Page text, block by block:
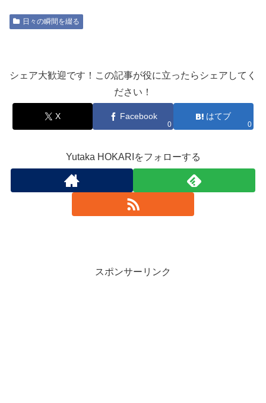
日々の瞬間を綴る
シェア大歓迎です！この記事が役に立ったらシェアしてく
ださい！
X Facebook
0
はてブ
0
Yutaka HOKARIをフォローする
スポンサーリンク